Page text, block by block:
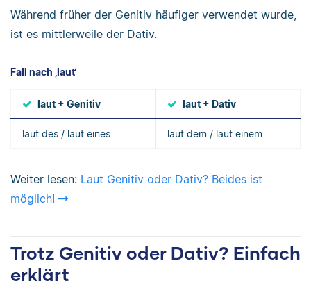
Während früher der Genitiv häufiger verwendet wurde,
ist es mittlerweile der Dativ.
Fall nach ‚laut‘
laut + Genitiv laut + Dativ
laut des / laut eines laut dem / laut einem
Weiter lesen: Laut Genitiv oder Dativ? Beides ist
möglich!
Trotz Genitiv oder Dativ? Einfach
erklärt